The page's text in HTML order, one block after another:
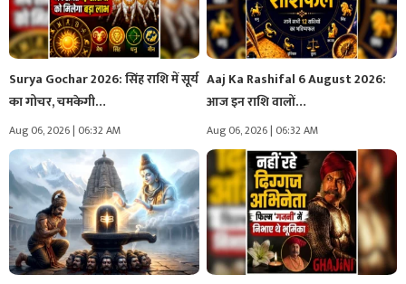
Surya Gochar 2026: सिंह राशि में सूर्य
का गोचर, चमकेगी…
Aug 06, 2026 | 06:32 AM
Aaj Ka Rashifal 6 August 2026:
आज इन राशि वालों…
Aug 06, 2026 | 06:32 AM